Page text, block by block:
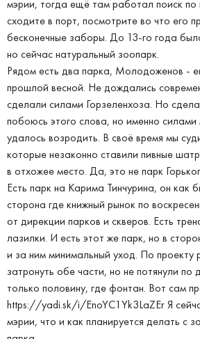
мэрии, тогда ещё там работал поиск по
сходите в порт, посмотрите во что его
бесконечные заборы. До 13-го года
но сейчас натуральный зоопарк.
Рядом есть два парка, Молодоженов -
прошлой весной. Не дождались
сделали силами Горзеленхоза. Но
побоюсь этого слова, но именно силами
удалось возродить. В своё время мы
которые незаконно ставили пивные
в отхожее место. Да, это не парк
Есть парк на Карима Тинчурина, он как
сторона где книжный рынок по
от дирекции парков и скверов. Есть
лазилки. И есть этот же парк, но в
и за ним минимальный уход. По проекту
затронуть обе части, но не потянули по
только половину, где фонтан. Вот сам
https://yadi.sk/i/EnoYC1Yk3LaZEr Я
мэрии, что и как планируется делать с